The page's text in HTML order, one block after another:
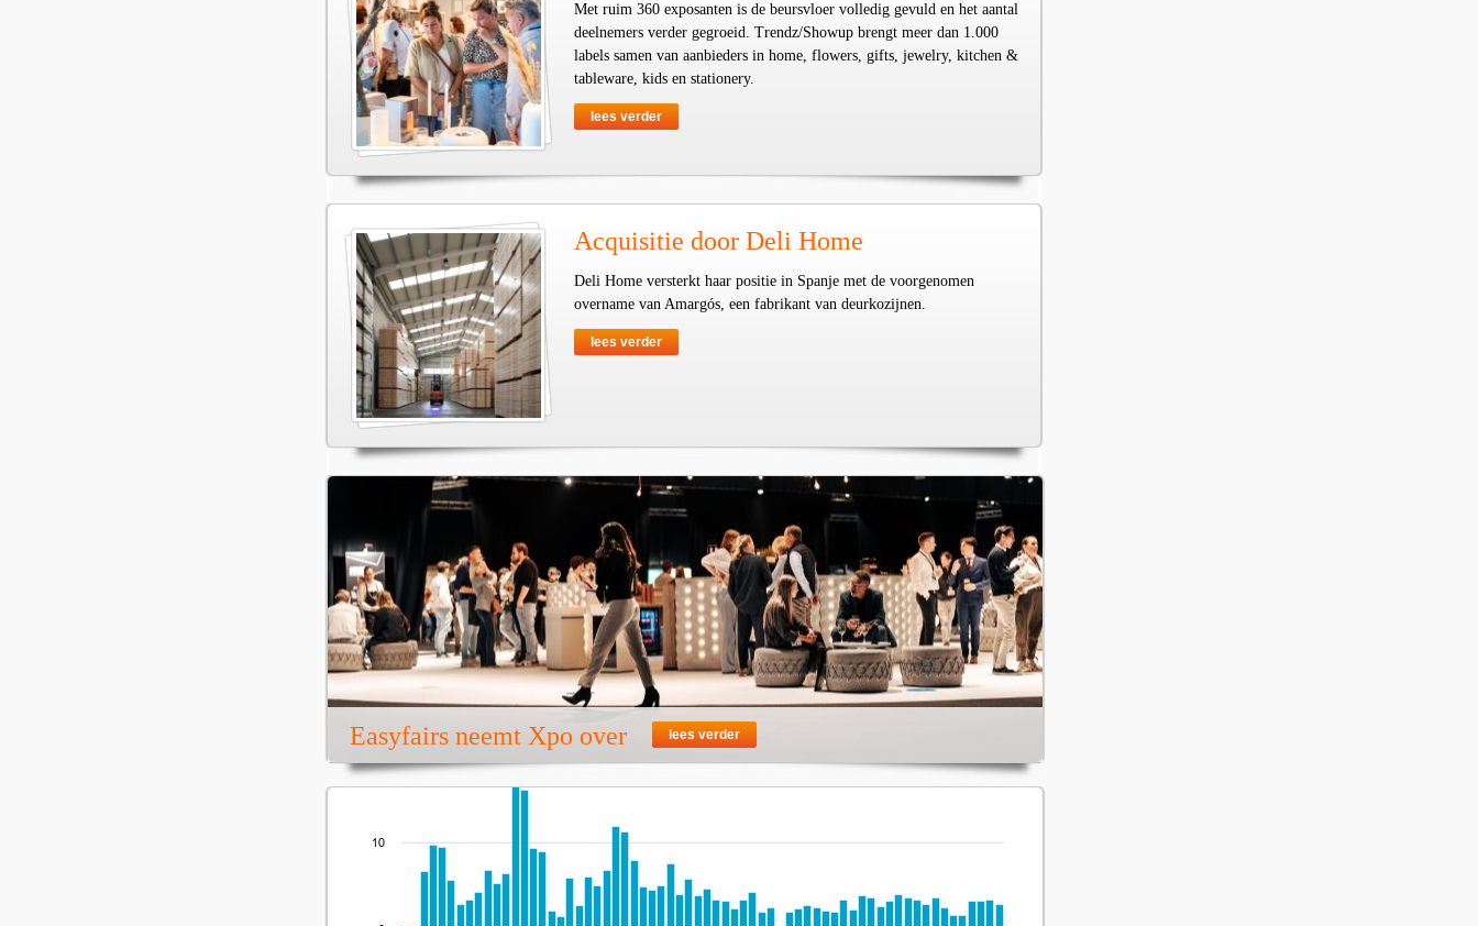
Met ruim 360 exposanten is de beursvloer volledig gevuld en het aantal
deelnemers verder gegroeid. Trendz/Showup brengt meer dan 1.000
labels samen van aanbieders in home, flowers, gifts, jewelry, kitchen &
tableware, kids en stationery.
lees verder
Acquisitie door Deli Home
Deli Home versterkt haar positie in Spanje met de voorgenomen
overname van Amargós, een fabrikant van deurkozijnen.
lees verder
Easyfairs neemt Xpo over lees verder